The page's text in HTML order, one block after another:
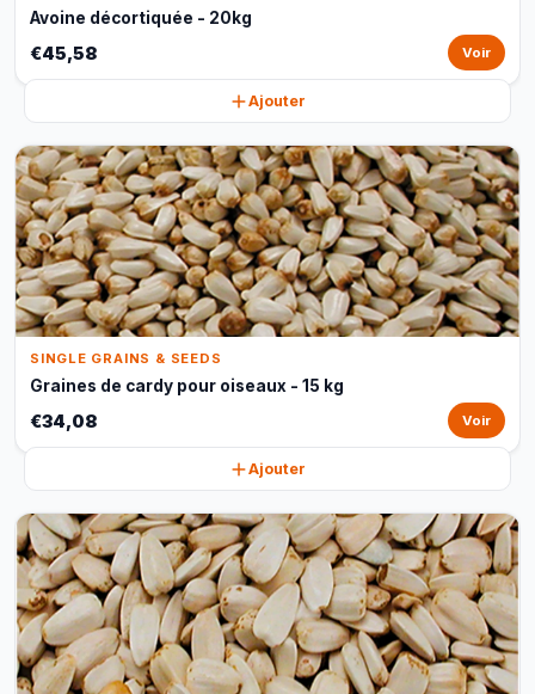
Avoine décortiquée - 20kg
€45,58 Voir
Ajouter
SINGLE GRAINS & SEEDS
Graines de cardy pour oiseaux - 15 kg
€34,08 Voir
Ajouter